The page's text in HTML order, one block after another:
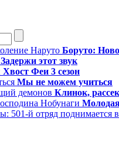
Боруто:
Задержи этот звук
Хвост Феи 3 сезон
Мы не можем учиться
Клинок,
Молодая